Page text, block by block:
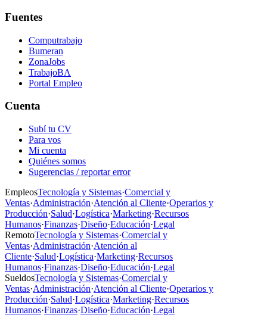
Fuentes
Computrabajo
Bumeran
ZonaJobs
TrabajoBA
Portal Empleo
Cuenta
Subí tu CV
Para vos
Mi cuenta
Quiénes somos
Sugerencias / reportar error
EmpleosTecnología y Sistemas·Comercial y
Ventas·Administración·Atención al Cliente·Operarios y
Producción·Salud·Logística·Marketing·Recursos
Humanos·Finanzas·Diseño·Educación·Legal
RemotoTecnología y Sistemas·Comercial y
Ventas·Administración·Atención al
Cliente·Salud·Logística·Marketing·Recursos
Humanos·Finanzas·Diseño·Educación·Legal
SueldosTecnología y Sistemas·Comercial y
Ventas·Administración·Atención al Cliente·Operarios y
Producción·Salud·Logística·Marketing·Recursos
Humanos·Finanzas·Diseño·Educación·Legal